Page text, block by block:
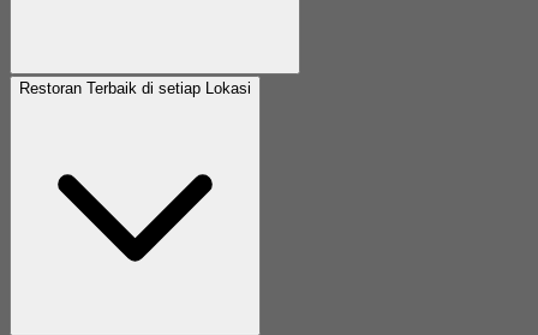
Restoran Terbaik di setiap Lokasi